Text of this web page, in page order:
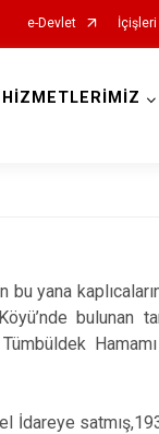
e-Devlet İçişleri
HİZMETLERİMİZ
bu yana
bulunan
Hamamı
İdareye